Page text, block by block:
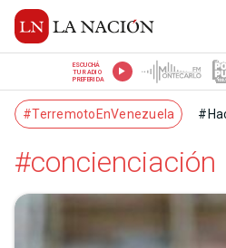
ESCUCHÁ
TU RADIO
PREFERIDA
#TerremotoEnVenezuela
#concienciación